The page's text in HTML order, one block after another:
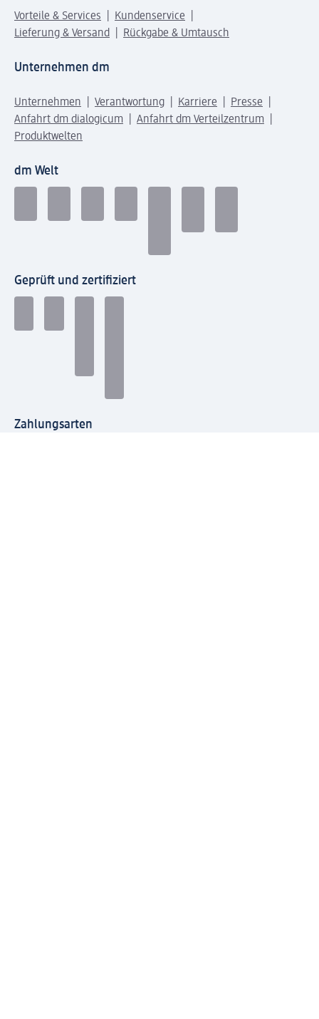
Vorteile & Services
Kundenservice
Lieferung & Versand
Rückgabe & Umtausch
Unternehmen dm
Unternehmen Verantwortung Karriere
Presse
Anfahrt dm dialogicum
Anfahrt dm Verteilzentrum
Produktwelten
dm Welt
Geprüft und zertifiziert
Zahlungsarten